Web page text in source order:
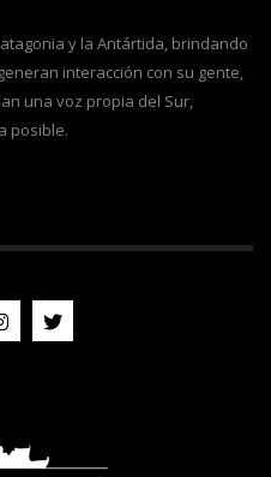
y la Antártida, brindando
interacción con su gente,
una voz propia del Sur,
posible.